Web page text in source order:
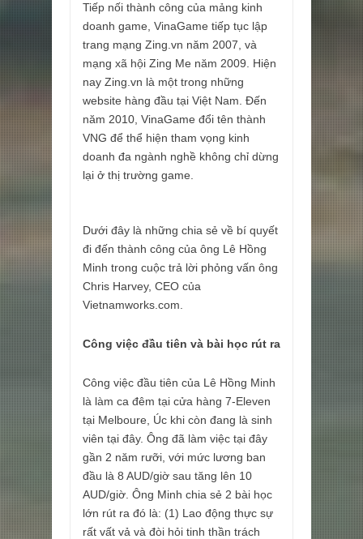
Tiếp nối thành công của mảng kinh
doanh game, VinaGame tiếp tục lập
trang mạng Zing.vn năm 2007, và
mạng xã hội Zing Me năm 2009. Hiện
nay Zing.vn là một trong những
website hàng đầu tại Việt Nam. Đến
năm 2010, VinaGame đổi tên thành
VNG để thể hiện tham vọng kinh
doanh đa ngành nghề không chỉ dừng
lại ở thị trường game.
Dưới đây là những chia sẻ về bí quyết
đi đến thành công của ông Lê Hồng
Minh trong cuộc trả lời phỏng vấn ông
Chris Harvey, CEO của
Vietnamworks.com.
Công việc đầu tiên và bài học rút ra
Công việc đầu tiên của Lê Hồng Minh
là làm ca đêm tại cửa hàng 7-Eleven
tại Melboure, Úc khi còn đang là sinh
viên tại đây. Ông đã làm việc tại đây
gần 2 năm rưỡi, với mức lương ban
đầu là 8 AUD/giờ sau tăng lên 10
AUD/giờ. Ông Minh chia sẻ 2 bài học
lớn rút ra đó là: (1) Lao động thực sự
rất vất vả và đòi hỏi tinh thần trách